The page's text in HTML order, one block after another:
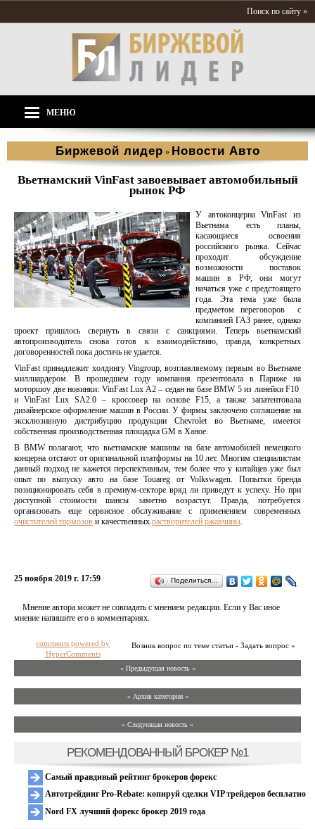
Поиск по сайту »
МЕНЮ
Биржевой лидер » Новости Aвто
Вьетнамский VinFast завоевывает автомобильный
рынок РФ
У автоконцерна VinFast из
Вьетнама есть планы,
касающиеся освоения
российского рынка. Сейчас
проходит обсуждение
возможности поставок
машин в РФ, они могут
начаться уже с предстоящего
года. Эта тема уже была
предметом переговоров с
компанией ГАЗ ранее, однако
проект пришлось свернуть в связи с санкциями. Теперь вьетнамский
автопроизводитель снова готов к взаимодействию, правда, конкретных
договоренностей пока достичь не удается.
VinFast принадлежит холдингу Vingroup, возглавляемому первым во Вьетнаме
миллиардером. В прошедшем году компания презентовала в Париже на
моторшоу две новинки: VinFast Lux A2 – седан на базе BMW 5 из линейки F10
и VinFast Lux SA2.0 – кроссовер на основе F15, а также запатентовала
дизайнерское оформление машин в России. У фирмы заключено соглашение на
эксклюзивную дистрибуцию продукции Chevrolet во Вьетнаме, имеется
собственная производственная площадка GM в Ханое.
В BMW полагают, что вьетнамские машины на базе автомобилей немецкого
концерна отстают от оригинальной платформы на 10 лет. Многим специалистам
данный подход не кажется перспективным, тем более что у китайцев уже был
опыт по выпуску авто на базе Touareg от Volkswagen. Попытки бренда
позиционировать себя в премиум-секторе вряд ли приведут к успеху. Но при
доступной стоимости шансы заметно возрастут. Правда, потребуется
организовать еще сервисное обслуживание с применением современных
очистителей тормозов и качественных растворителей ржавчины.
25 ноября 2019 г. 17:59 Поделиться…
Мнение автора может не совпадать с мнением редакции. Если у Вас иное
мнение напишите его в комментариях.
Возник вопрос по теме статьи - Задать вопрос »
comments powered by
HyperComments
« Предыдущая новость «
» Архив категории «
» Следующая новость »
РЕКОМЕНДОВАННЫЙ БРОКЕР №1
Самый правдивый рейтинг брокеров форекс
Автотрейдинг Pro-Rebate: копируй сделки VIP трейдеров бесплатно
Nord FX лучший форекс брокер 2019 года